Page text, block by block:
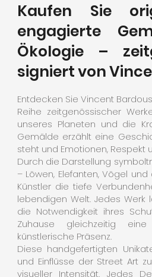
Kaufen Sie
engagierte
Ökologie –
signiert von
Entdecken Sie Vincent
Reihe zeitgenössischer
unseres Planeten und die
Gemälde erzählt eine
steht und Emotionen, Respekt
Durch die Darstellung
– Löwen, Elefanten, Vögel
Künstler die tiefe
lebendigen Welt. Jedes
die Notwendigkeit ihres
Zuhause gleichzeitig
künstlerische Präsenz.
Diese handgefertigten
und Einflüsse der Street Art
visueller Intensität. Jedes